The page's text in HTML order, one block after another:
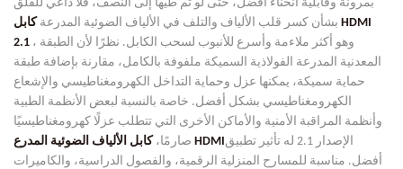
بمرونة وقابلية انحناء أفضل، حتى لو تم طيها إلى النصف، فلا داعي للقلق
بشأن كسر قلب الألياف والتلف في الألياف الضوئية المدرعة كابل HDMI
2.1
، وهو أكثر ملاءمة وأسرع للأنبوب لسحب الكابل. نظرًا لأن الطبقة
المعدنية المدرعة الفولاذية السميكة ملفوفة بالكامل، مقارنة بإضافة طبقة
حماية سميكة، يمكنها عزل وحماية التداخل الكهرومغناطيسي والإشعاع
الكهرومغناطيسي بشكل أفضل. خاصة بالنسبة لبعض الأنظمة الطبية
وأنظمة المراقبة الأمنية والأماكن الأخرى التي تتطلب عزلًا كهرومغناطيسيًا
صارمًا، HDMIالإصدار 2.1 له تأثير تطبيق
أفضل. مناسبة للمسارح المنزلية الرقمية، والفصول الدراسية، والكاميرات